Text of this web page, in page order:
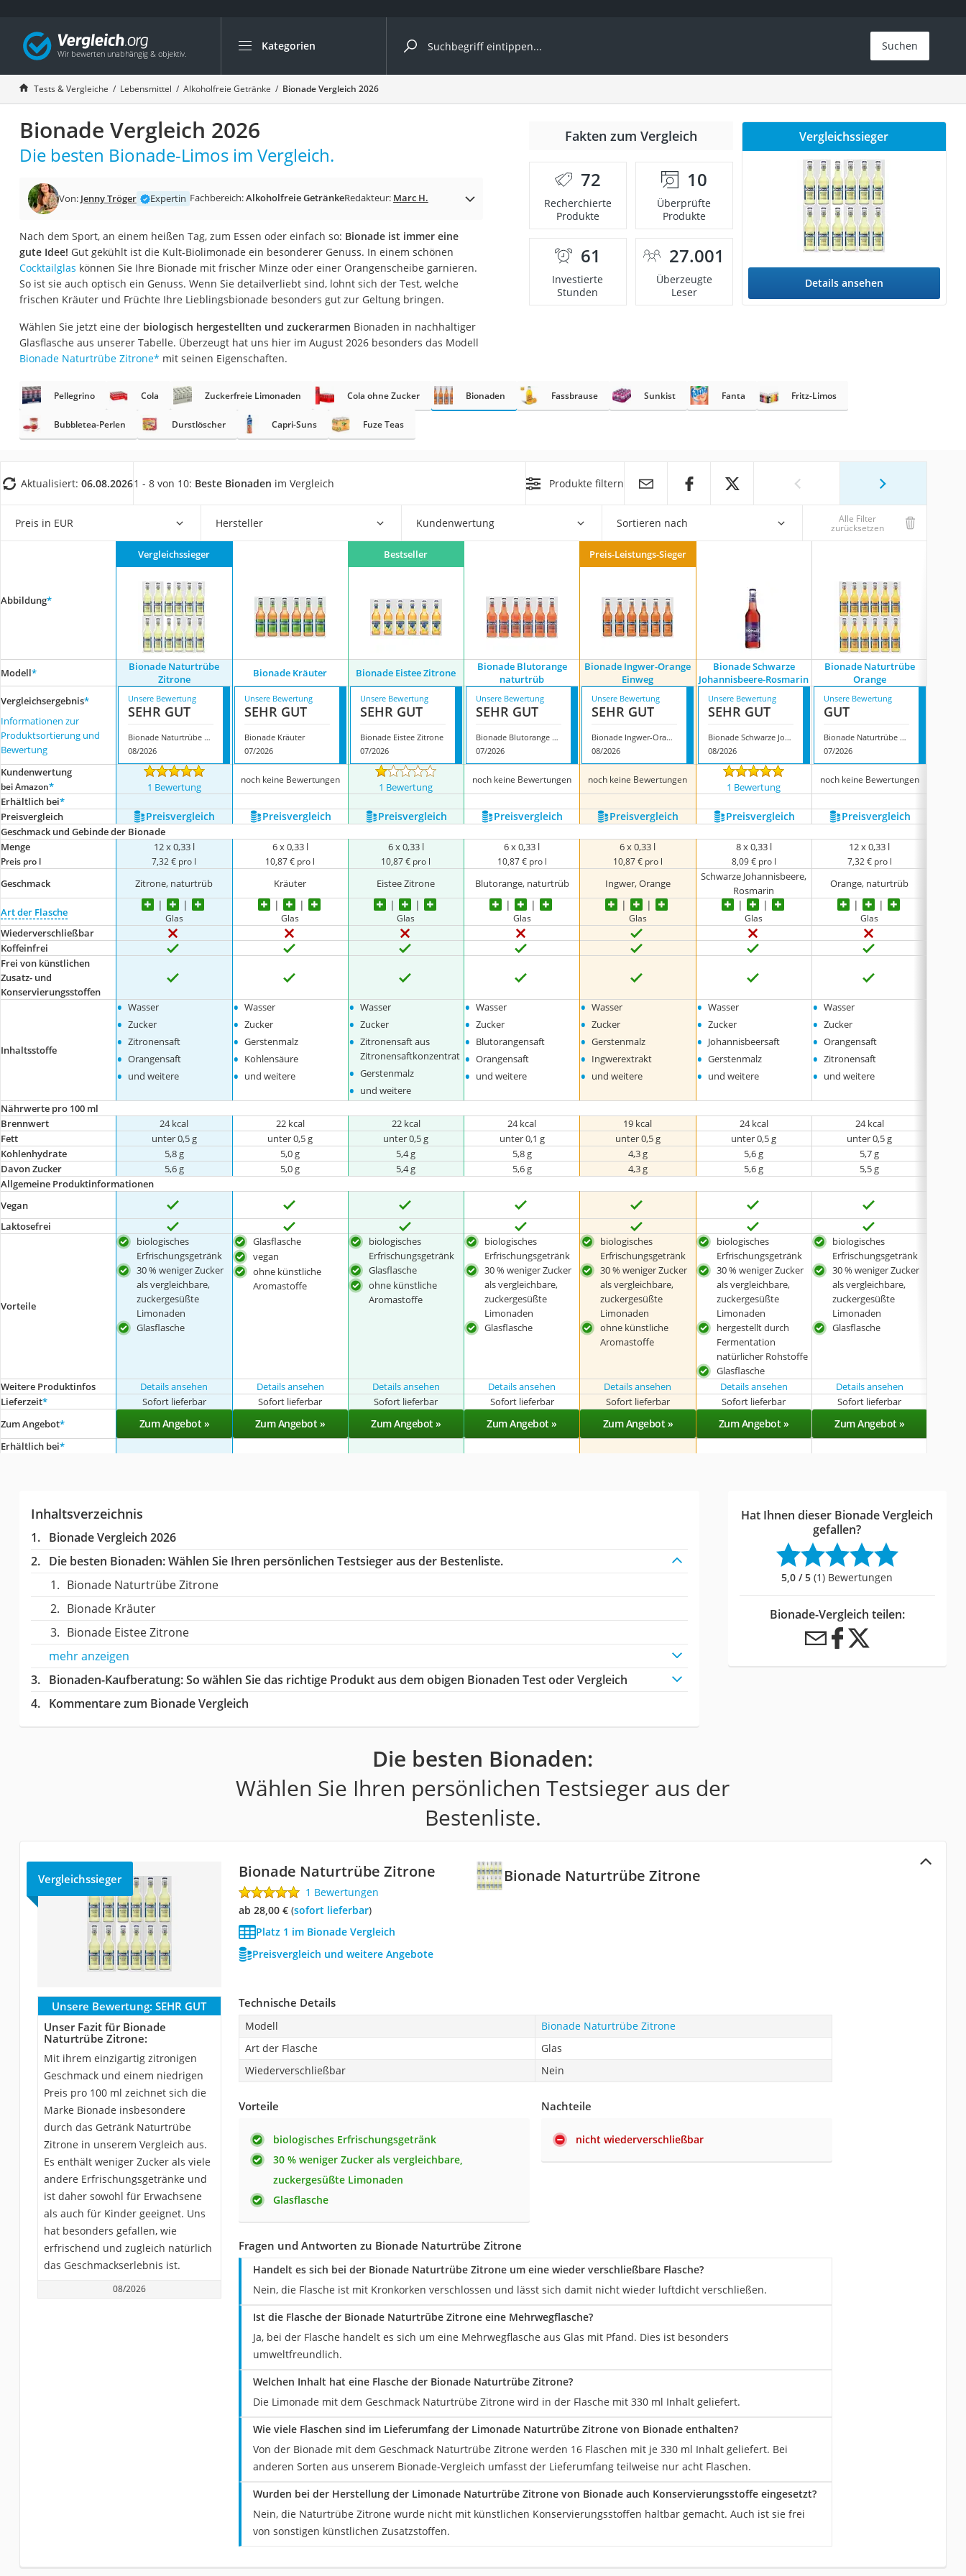
Kategorien
Die beliebtesten Vergleiche nach Kategorie
Lebensmittel
Schwarzkümmelöl
Knäckebrot
Schwarzkümmelöl-Kapseln
Manukahonig
Eiklar
Balsamico-Essig
Schwarzkümmelöl bio
Sardinen
Honig
Gemüsebrühe
Eiskaffee-Pulver
Grapefruitkernextrakt
Matcha-Set
Erythrit
Müsli ohne Zuckerzusatz
Suchen
Tests & Vergleiche Lebensmittel Alkoholfreie Getränke Bionade Vergleich 2026
Bionade Vergleich 2026
Die besten Bionade-Limos im Vergleich.
Von: Jenny Tröger Expertin Fachbereich:Alkoholfreie GetränkeRedakteur: Marc H.
Nach dem Sport, an einem heißen Tag, zum Essen oder einfach so: Bionade ist immer eine
gute Idee! Gut gekühlt ist die Kult-Biolimonade ein besonderer Genuss. In einem schönen
Cocktailglas können Sie Ihre Bionade mit frischer Minze oder einer Orangenscheibe garnieren.
So ist sie auch optisch ein Genuss. Wenn Sie detailverliebt sind, lohnt sich der Test, welche
frischen Kräuter und Früchte Ihre Lieblingsbionade besonders gut zur Geltung bringen.
Wählen Sie jetzt eine der biologisch hergestellten und zuckerarmen Bionaden in nachhaltiger
Glasflasche aus unserer Tabelle. Überzeugt hat uns hier im August 2026 besonders das Modell
Bionade Naturtrübe Zitrone* mit seinen Eigenschaften.
Fakten zum Vergleich
72
Recherchierte
Produkte
10
Überprüfte
Produkte
61
Investierte
Stunden
27.001
Überzeugte
Leser
Vergleichssieger
Details ansehen
Pellegrino Cola Zuckerfreie Limonaden Cola ohne Zucker Bionaden Fassbrause Sunkist Fanta Fritz-Limos
Bubbletea-Perlen Durstlöscher Capri-Suns Fuze Teas
Aktualisiert: 06.08.20261 - 8 von 10: Beste Bionaden im Vergleich Produkte filtern
Preis in EUR Hersteller Kundenwertung Sortieren nach Alle Filter
zurücksetzen
Abbildung*
Vergleichssieger Bestseller Preis-Leistungs-Sieger
Modell*
Bionade Naturtrübe
Zitrone
Bionade Kräuter Bionade Eistee Zitrone
Bionade Blutorange
naturtrüb
Bionade Ingwer-Orange
Einweg
Bionade Schwarze
Johannisbeere-Rosmarin
Bionade Naturtrübe
Orange
Vergleichsergebnis*
Informationen zur
Produktsortierung und
Bewertung
Unsere Bewertung
SEHR GUT
Bionade Naturtrübe Zitrone
08/2026
Unsere Bewertung
SEHR GUT
Bionade Kräuter
07/2026
Unsere Bewertung
SEHR GUT
Bionade Eistee Zitrone
07/2026
Unsere Bewertung
SEHR GUT
Bionade Blutorange naturtrüb
07/2026
Unsere Bewertung
SEHR GUT
Bionade Ingwer-Orange Einweg
08/2026
Unsere Bewertung
SEHR GUT
Bionade Schwarze Johannisbeere-Rosmarin
08/2026
Unsere Bewertung
GUT
Bionade Naturtrübe Orange
07/2026
Kundenwertung
bei Amazon* 1 Bewertung
noch keine Bewertungen
1 Bewertung
noch keine Bewertungen noch keine Bewertungen
1 Bewertung
noch keine Bewertungen
Erhältlich bei*
Preis­vergleich
Preis­vergleich Preis­vergleich Preis­vergleich Preis­vergleich Preis­vergleich Preis­vergleich Preis­vergleich
Geschmack und Gebinde der Bionade
Menge
Preis pro l
12 x 0,33 l
7,32 € pro l
6 x 0,33 l
10,87 € pro l
6 x 0,33 l
10,87 € pro l
6 x 0,33 l
10,87 € pro l
6 x 0,33 l
10,87 € pro l
8 x 0,33 l
8,09 € pro l
12 x 0,33 l
7,32 € pro l
Geschmack Zitrone, naturtrüb Kräuter Eistee Zitrone Blutorange, naturtrüb Ingwer, Orange
Schwarze Johannisbeere,
Rosmarin
Orange, naturtrüb
Art der Flasche Glas Glas Glas Glas Glas Glas Glas
Wiederverschließbar
Koffeinfrei
Frei von künstlichen
Zusatz- und
Konservierungsstoffen
Inhaltsstoffe
• Wasser
• Zucker
• Zitronensaft
• Orangensaft
• und weitere
• Wasser
• Zucker
• Gerstenmalz
• Kohlensäure
• und weitere
• Wasser
• Zucker
• Zitronensaft aus
Zitronensaftkonzentrat
• Gerstenmalz
• und weitere
• Wasser
• Zucker
• Blutorangensaft
• Orangensaft
• und weitere
• Wasser
• Zucker
• Gerstenmalz
• Ingwerextrakt
• und weitere
• Wasser
• Zucker
• Johannisbeersaft
• Gerstenmalz
• und weitere
• Wasser
• Zucker
• Orangensaft
• Zitronensaft
• und weitere
Nährwerte pro 100 ml
Brennwert
24 kcal 22 kcal 22 kcal 24 kcal 19 kcal 24 kcal
24 kcal
Fett
unter 0,5 g unter 0,5 g unter 0,5 g unter 0,1 g unter 0,5 g unter 0,5 g unter 0,5 g
Kohlenhydrate
5,8 g 5,0 g 5,4 g 5,8 g 4,3 g 5,6 g
5,7 g
Davon Zucker
5,6 g 5,0 g 5,4 g 5,6 g 4,3 g 5,6 g
5,5 g
Allgemeine Produktinformationen
Vegan
Laktosefrei
Vorteile
biologisches
Erfrischungsgetränk
30 % weniger Zucker
als vergleichbare,
zuckergesüßte
Limonaden
Glasflasche
Glasflasche
vegan
ohne künstliche
Aromastoffe
biologisches
Erfrischungsgetränk
Glasflasche
ohne künstliche
Aromastoffe
biologisches
Erfrischungsgetränk
30 % weniger Zucker
als vergleichbare,
zuckergesüßte
Limonaden
Glasflasche
biologisches
Erfrischungsgetränk
30 % weniger Zucker
als vergleichbare,
zuckergesüßte
Limonaden
ohne künstliche
Aromastoffe
biologisches
Erfrischungsgetränk
30 % weniger Zucker
als vergleichbare,
zuckergesüßte
Limonaden
hergestellt durch
Fermentation
natürlicher Rohstoffe
Glasflasche
biologisches
Erfrischungsgetränk
30 % weniger Zucker
als vergleichbare,
zuckergesüßte
Limonaden
Glasflasche
Weitere Produktinfos Details ansehen Details ansehen Details ansehen Details ansehen Details ansehen Details ansehen
Details ansehen
Lieferzeit* Sofort lieferbar Sofort lieferbar Sofort lieferbar Sofort lieferbar Sofort lieferbar Sofort lieferbar Sofort lieferbar
Zum Angebot* Zum Angebot » Zum Angebot » Zum Angebot » Zum Angebot » Zum Angebot » Zum Angebot » Zum Angebot »
Erhältlich bei*
Inhaltsverzeichnis
Bionade Vergleich 2026
Die besten Bionaden:Wählen Sie Ihren persönlichen Testsieger aus der Bestenliste.
Bionade Naturtrübe Zitrone
Bionade Kräuter
Bionade Eistee Zitrone
mehr anzeigen
Bionaden-Kaufberatung: So wählen Sie das richtige Produkt aus dem obigen Bionaden Test oder Vergleich
Kommentare zum Bionade Vergleich
Hat Ihnen dieser Bionade Vergleich
gefallen?
5,0 / 5 (1) Bewertungen
Bionade-Vergleich teilen:
Die besten Bionaden:
Wählen Sie Ihren persönlichen Testsieger aus der
Bestenliste.
Bionade Naturtrübe Zitrone
Vergleichssieger Bionade Naturtrübe Zitrone
1 Bewertungen
ab 28,00 €( Sofort lieferbar)
Platz 1 im Bionade Vergleich
Preisvergleich und weitere Angebote
Unsere Bewertung: SEHR GUT
Unser Fazit für Bionade
Naturtrübe Zitrone:
Mit ihrem einzigartig zitronigen
Geschmack und einem niedrigen
Preis pro 100 ml zeichnet sich die
Marke Bionade insbesondere
durch das Getränk Naturtrübe
Zitrone in unserem Vergleich aus.
Es enthält weniger Zucker als viele
andere Erfrischungsgetränke und
ist daher sowohl für Erwachsene
als auch für Kinder geeignet. Uns
hat besonders gefallen, wie
erfrischend und zugleich natürlich
das Geschmackserlebnis ist.
08/2026
Technische Details
Modell
Bionade Naturtrübe Zitrone
Art der Flasche
Glas
Wiederverschließbar
Nein
Vorteile
biologisches Erfrischungsgetränk
30 % weniger Zucker als vergleichbare,
zuckergesüßte Limonaden
Glasflasche
Nachteile
nicht wiederverschließbar
Fragen und Antworten zu Bionade Naturtrübe Zitrone
Handelt es sich bei der Bionade Naturtrübe Zitrone um eine wieder verschließbare Flasche?
Nein, die Flasche ist mit Kronkorken verschlossen und lässt sich damit nicht wieder luftdicht verschließen.
Ist die Flasche der Bionade Naturtrübe Zitrone eine Mehrwegflasche?
Ja, bei der Flasche handelt es sich um eine Mehrwegflasche aus Glas mit Pfand. Dies ist besonders
umweltfreundlich.
Welchen Inhalt hat eine Flasche der Bionade Naturtrübe Zitrone?
Die Limonade mit dem Geschmack Naturtrübe Zitrone wird in der Flasche mit 330 ml Inhalt geliefert.
Wie viele Flaschen sind im Lieferumfang der Limonade Naturtrübe Zitrone von Bionade enthalten?
Von der Bionade mit dem Geschmack Naturtrübe Zitrone werden 16 Flaschen mit je 330 ml Inhalt geliefert. Bei
anderen Sorten aus unserem Bionade-Vergleich umfasst der Lieferumfang teilweise nur acht Flaschen.
Wurden bei der Herstellung der Limonade Naturtrübe Zitrone von Bionade auch Konservierungsstoffe eingesetzt?
Nein, die Naturtrübe Zitrone wurde nicht mit künstlichen Konservierungsstoffen haltbar gemacht. Auch ist sie frei
von sonstigen künstlichen Zusatzstoffen.